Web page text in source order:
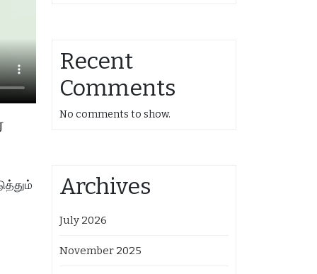
Recent
Comments
No comments to show.
Archives
July 2026
November 2025